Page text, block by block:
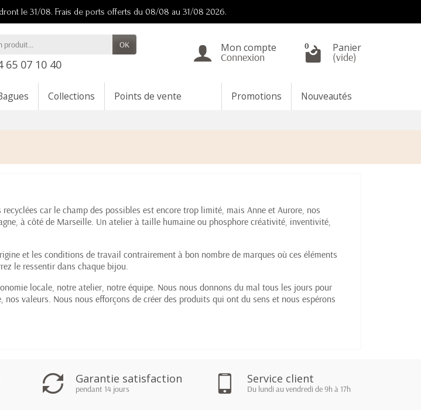
le 31/08. Frais de ports offerts du 08/08 au 31/08 2026.
OK
65 07 10 40
Mon compte
Connexion
0 Panier
(vide)
Collections Points de vente Promotions Nouveautés
car le champ des possibles est encore trop limité, mais Anne et Aurore, nos
à côté de Marseille. Un atelier à taille humaine ou phosphore créativité, inventivité,
et les conditions de travail contrairement à bon nombre de marques où ces éléments
le ressentir dans chaque bijou.
locale, notre atelier, notre équipe. Nous nous donnons du mal tous les jours pour
valeurs. Nous nous efforçons de créer des produits qui ont du sens et nous espérons
Garantie satisfaction
pendant 14 jours
Service client
Du lundi au vendredi de 9h à 17h